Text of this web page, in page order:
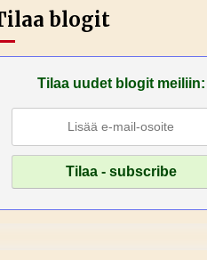
blogit
Tilaa uudet blogit meiliin: